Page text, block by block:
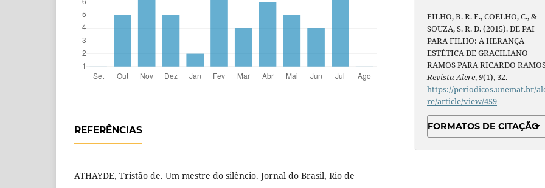
REFERÊNCIAS
ATHAYDE, Tristão de. Um mestre do silêncio. Jornal do Brasil, Rio de
FILHO, B. R. F., COELHO, C., &
SOUZA, S. R. D. (2015). DE PAI
PARA FILHO: A HERANÇA
ESTÉTICA DE GRACILIANO
RAMOS PARA RICARDO
Revista Alere,9(1), 32.
https://periodicos.unemat.br/
re/article/view/459
FORMATOS DE CITAÇÃO